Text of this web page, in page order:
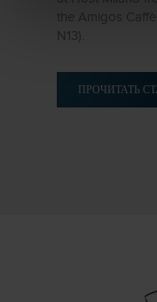
the Amigos
N13).
ПРОЧИТАТЬ